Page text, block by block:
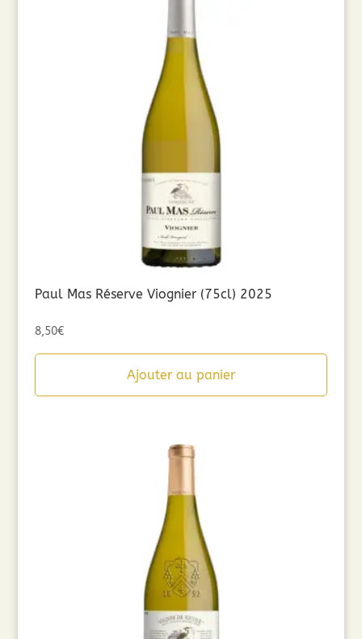
Paul Mas Réserve Viognier (75cl) 2025
8,50€
Ajouter au panier